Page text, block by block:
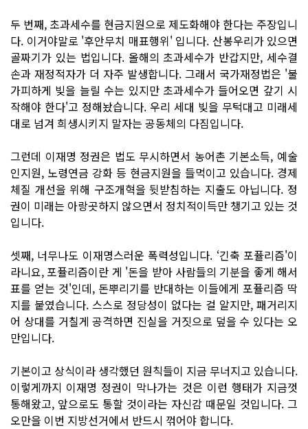
두 번째, 초과세수를 현금지원으로 제도화해야 한다는 주장입니
다. 이거야말로 '후안무치 매표행위' 입니다. 산봉우리가 있으면
골짜기가 있는 법입니다. 올해의 초과세수가 반갑지만, 세수결
손과 재정적자가 더 자주 발생합니다. 그래서 국가재정법은 '불
가피하게 빚을 늘릴 수는 있지만 초과세수가 들어오면 갚기 시
작해야 한다'고 정해놨습니다. 우리 세대 빚을 무턱대고 미래세
대로 넘겨 희생시키지 말자는 공동체의 다짐입니다.
그런데 이재명 정권은 법도 무시하면서 농어촌 기본소득, 예술
인지원, 노령연금 강화 등 현금지원을 들먹이고 있습니다. 경제
체질 개선을 위해 구조개혁을 뒷받침하는 지출도 아닙니다. 정
권이 미래는 아랑곳하지 않으면서 정치적이득만 챙기고 있는 것
입니다.
셋째, 너무나도 이재명스러운 폭력성입니다. ‘긴축 포퓰리즘'이
라니요, 포퓰리즘이란 게 '돈을 받아 사람들의 기분을 좋게 해서
표를 얻는 것'인데, 돈뿌리기를 반대하는 이들에게 포퓰리즘 딱
지를 붙였습니다. 스스로 정당성이 없다는 걸 알지만, 패거리지
어 상대를 거칠게 공격하면 진실을 거짓으로 덮을 수 있다는 오
만입니다.
기본이고 상식이라 생각했던 원칙들이 지금 무너지고 있습니다.
이렇게까지 이재명 정권이 막나가는 것은 이런 행태가 지금껏
통해왔고, 앞으로도 통할 것이라는 자신감 때문일 것입니다. 그
오만을 이번 지방선거에서 반드시 꺾어야 합니다.